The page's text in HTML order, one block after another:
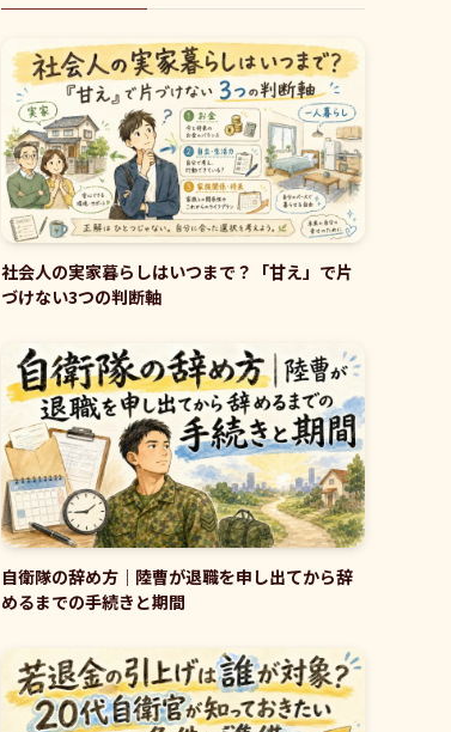
社会人の実家暮らしはいつまで？「甘え」で片
づけない3つの判断軸
自衛隊の辞め方｜陸曹が退職を申し出てから辞
めるまでの手続きと期間